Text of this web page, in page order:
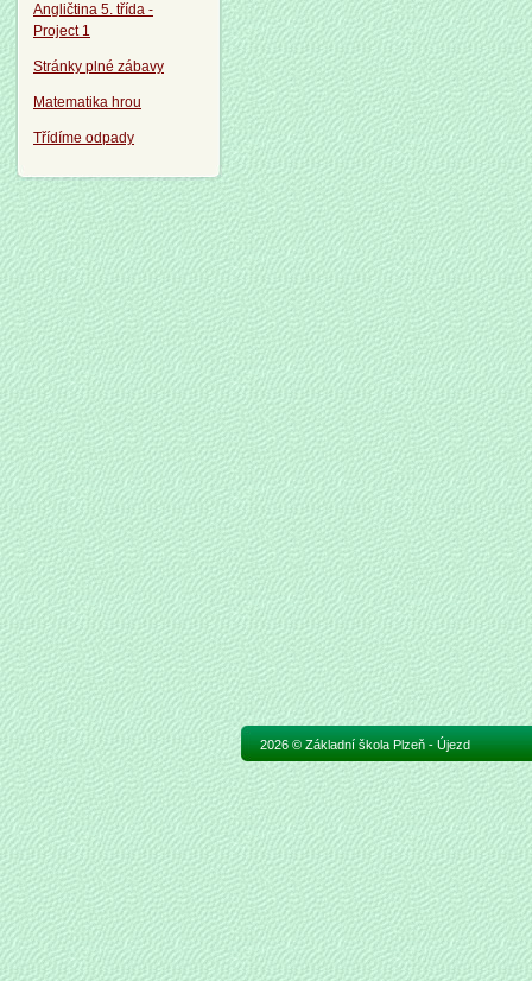
Angličtina 5. třída -
Project 1
Stránky plné zábavy
Matematika hrou
Třídíme odpady
2026 © Základní škola Plzeň - Újezd